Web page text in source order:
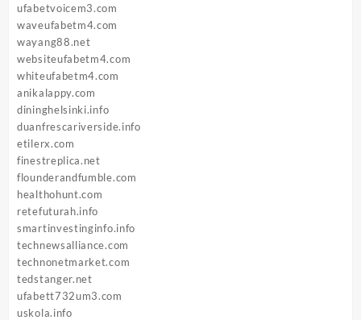
ufabetvoicem3.com
waveufabetm4.com
wayang88.net
websiteufabetm4.com
whiteufabetm4.com
anikalappy.com
dininghelsinki.info
duanfrescariverside.info
etilerx.com
finestreplica.net
flounderandfumble.com
healthohunt.com
retefuturah.info
smartinvestinginfo.info
technewsalliance.com
technonetmarket.com
tedstanger.net
ufabett732um3.com
uskola.info